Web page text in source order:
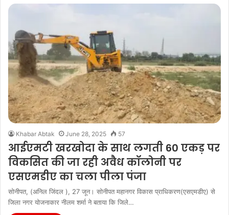
Khabar Abtak June 28, 2025 57
आईएमटी खरखोदा के साथ लगती 60 एकड़ पर
विकसित की जा रही अवैध कॉलोनी पर
एसएमडीए का चला पीला पंजा
सोनीपत, (अनिल जिंदल ), 27 जून। सोनीपत महानगर विकास प्राधिकरण(एसएमडीए) से
जिला नगर योजनाकार नीलम शर्मा ने बताया कि जिले…